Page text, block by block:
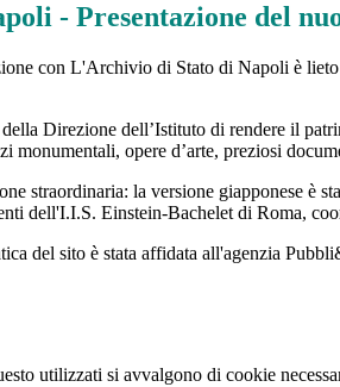
- Presentazione del
con L'Archivio di Stato di Napoli è
Direzione dell’Istituto di rendere il
monumentali, opere d’arte, preziosi
straordinaria: la versione giapponese è
dell'I.I.S. Einstein-Bachelet di Roma,
del sito è stata affidata all'agenzia
utilizzati si avvalgono di cookie